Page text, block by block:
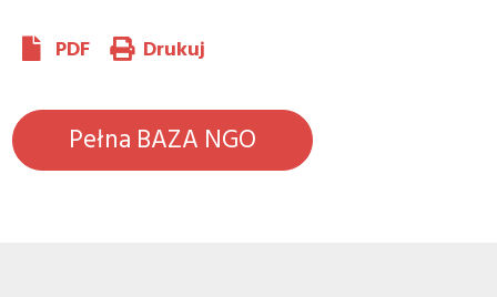
PDF Drukuj
Pełna BAZA NGO